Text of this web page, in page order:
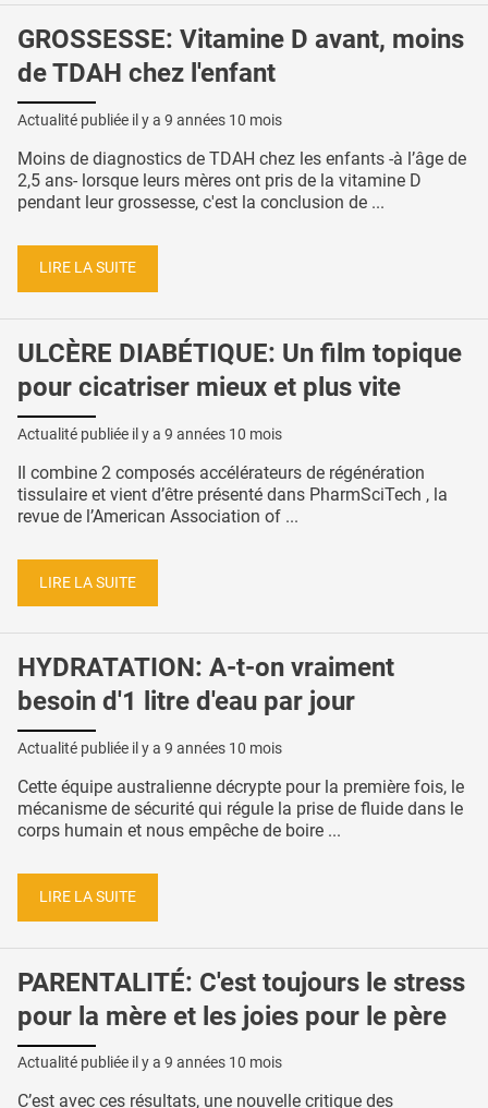
GROSSESSE: Vitamine D avant, moins
de TDAH chez l'enfant
Actualité publiée il y a 9 années 10 mois
Moins de diagnostics de TDAH chez les enfants -à l’âge de
2,5 ans- lorsque leurs mères ont pris de la vitamine D
pendant leur grossesse, c'est la conclusion de ...
LIRE LA SUITE
ULCÈRE DIABÉTIQUE: Un film topique
pour cicatriser mieux et plus vite
Actualité publiée il y a 9 années 10 mois
Il combine 2 composés accélérateurs de régénération
tissulaire et vient d’être présenté dans PharmSciTech , la
revue de l’American Association of ...
LIRE LA SUITE
HYDRATATION: A-t-on vraiment
besoin d'1 litre d'eau par jour
Actualité publiée il y a 9 années 10 mois
Cette équipe australienne décrypte pour la première fois, le
mécanisme de sécurité qui régule la prise de fluide dans le
corps humain et nous empêche de boire ...
LIRE LA SUITE
PARENTALITÉ: C'est toujours le stress
pour la mère et les joies pour le père
Actualité publiée il y a 9 années 10 mois
C’est avec ces résultats, une nouvelle critique des